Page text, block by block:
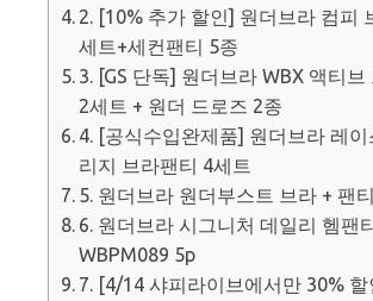
2. [10% 추가 할인] 원더브라 컴피
세트+세컨팬티 5종
3. [GS 단독] 원더브라 WBX 액티브
2세트 + 원더 드로즈 2종
4. [공식수입완제품] 원더브라 레이
리지 브라팬티 4세트
5. 원더브라 원더부스트 브라 + 팬
6. 원더브라 시그니처 데일리 헴팬
WBPM089 5p
7. [4/14 샤피라이브에서만 30% 할